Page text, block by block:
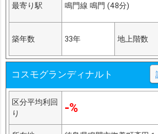
最寄り駅 鳴門線 鳴門 (48分)
築年数 33年 地上階数
コスモグランディナルト
区分平均利回
り
-%